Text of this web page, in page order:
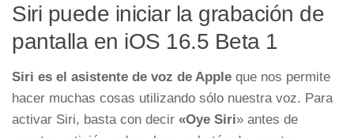
Siri puede iniciar la grabación de
pantalla en iOS 16.5 Beta 1
Siri es el asistente de voz de Apple que nos permite
hacer muchas cosas utilizando sólo nuestra voz. Para
activar Siri, basta con decir «Oye Siri» antes de